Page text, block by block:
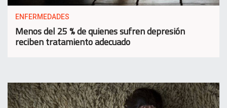
ENFERMEDADES
Menos del 25 % de quienes sufren depresión
reciben tratamiento adecuado